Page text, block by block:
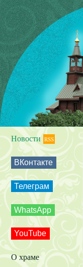
Новости RSS
ВКонтакте
Телеграм
WhatsApp
YouTube
О храме